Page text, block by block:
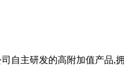
自主研发的高附加值产品,